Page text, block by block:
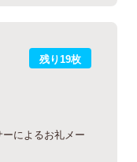
残り19枚
ーによるお礼メー